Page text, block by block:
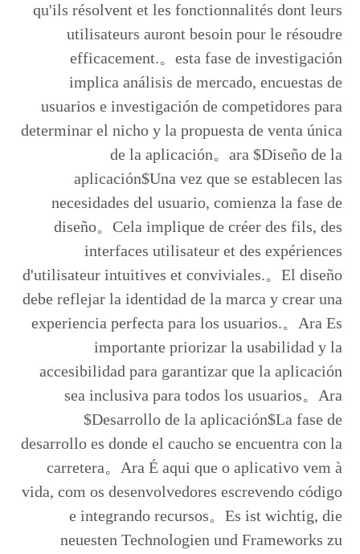
qu'ils résolvent et les fonctionnalités dont leurs
utilisateurs auront besoin pour le résoudre
efficacement.。esta fase de investigación
implica análisis de mercado, encuestas de
usuarios e investigación de competidores para
determinar el nicho y la propuesta de venta única
de la aplicación。ara $Diseño de la
aplicación$Una vez que se establecen las
necesidades del usuario, comienza la fase de
diseño。Cela implique de créer des fils, des
interfaces utilisateur et des expériences
d'utilisateur intuitives et conviviales.。El diseño
debe reflejar la identidad de la marca y crear una
experiencia perfecta para los usuarios.。Ara Es
importante priorizar la usabilidad y la
accesibilidad para garantizar que la aplicación
sea inclusiva para todos los usuarios。Ara
$Desarrollo de la aplicación$La fase de
desarrollo es donde el caucho se encuentra con la
carretera。Ara É aqui que o aplicativo vem à
vida, com os desenvolvedores escrevendo código
e integrando recursos。Es ist wichtig, die
neuesten Technologien und Frameworks zu